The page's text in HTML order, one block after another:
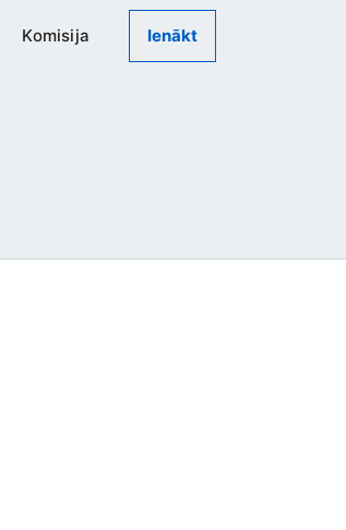
Komisija Ienākt